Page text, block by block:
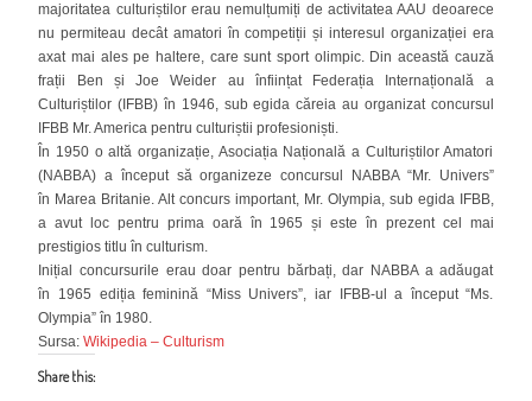
majoritatea culturiștilor erau nemulțumiți de activitatea AAU deoarece
nu permiteau decât amatori în competiții și interesul organizației era
axat mai ales pe haltere, care sunt sport olimpic. Din această cauză
frații Ben și Joe Weider au înființat Federația Internațională a
Culturiștilor (IFBB) în 1946, sub egida căreia au organizat concursul
IFBB Mr. America pentru culturiștii profesioniști.
În 1950 o altă organizație, Asociația Națională a Culturiștilor Amatori
(NABBA) a început să organizeze concursul NABBA “Mr. Univers”
în Marea Britanie. Alt concurs important, Mr. Olympia, sub egida IFBB,
a avut loc pentru prima oară în 1965 și este în prezent cel mai
prestigios titlu în culturism.
Inițial concursurile erau doar pentru bărbați, dar NABBA a adăugat
în 1965 ediția feminină “Miss Univers”, iar IFBB-ul a început “Ms.
Olympia” în 1980.
Sursa:Wikipedia – Culturism
Share this: